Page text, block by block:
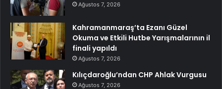
Ağustos 7, 2026
Kahramanmaraş’ta Ezanı Güzel
Okuma ve Etkili Hutbe Yarışmalarının il
finali yapıldı
Ağustos 7, 2026
Kılıçdaroğlu’ndan CHP Ahlak Vurgusu
Ağustos 7, 2026